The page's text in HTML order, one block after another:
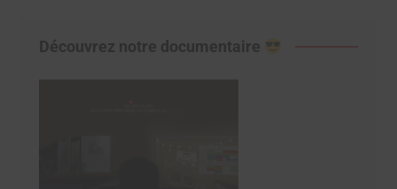
Découvrez notre documentaire